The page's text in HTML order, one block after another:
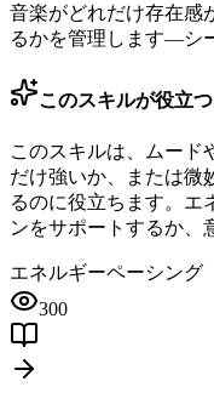
音楽がどれだけ存在感
るかを管理します—シ
このスキルが役立
このスキルは、ムード
だけ強いか、または微
るのに役立ちます。エ
ンをサポートするか、
エネルギーペーシング
300